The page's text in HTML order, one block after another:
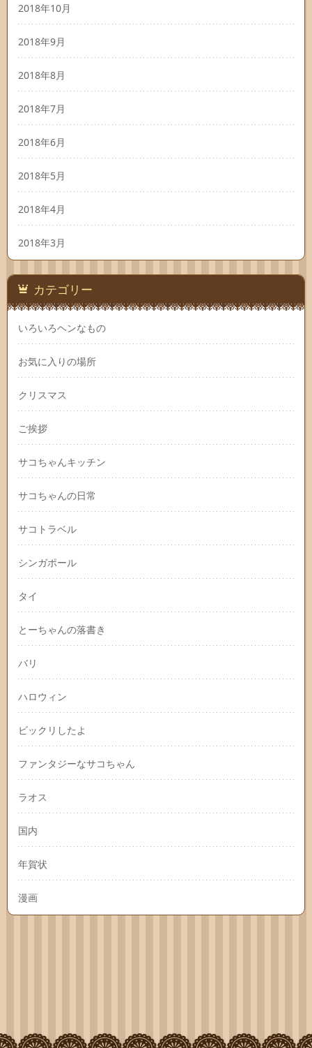
2018年10月
2018年9月
2018年8月
2018年7月
2018年6月
2018年5月
2018年4月
2018年3月
カテゴリー
いろいろヘンなもの
お気に入りの場所
クリスマス
ご挨拶
サコちゃんキッチン
サコちゃんの日常
サコトラベル
シンガポール
タイ
とーちゃんの落書き
バリ
ハロウィン
ビックリしたよ
ファンタジーなサコちゃん
ラオス
国内
年賀状
漫画